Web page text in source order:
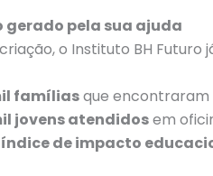
gerado pela sua ajuda
o Instituto BH
famíliasque
jovens atendidosem
de impacto